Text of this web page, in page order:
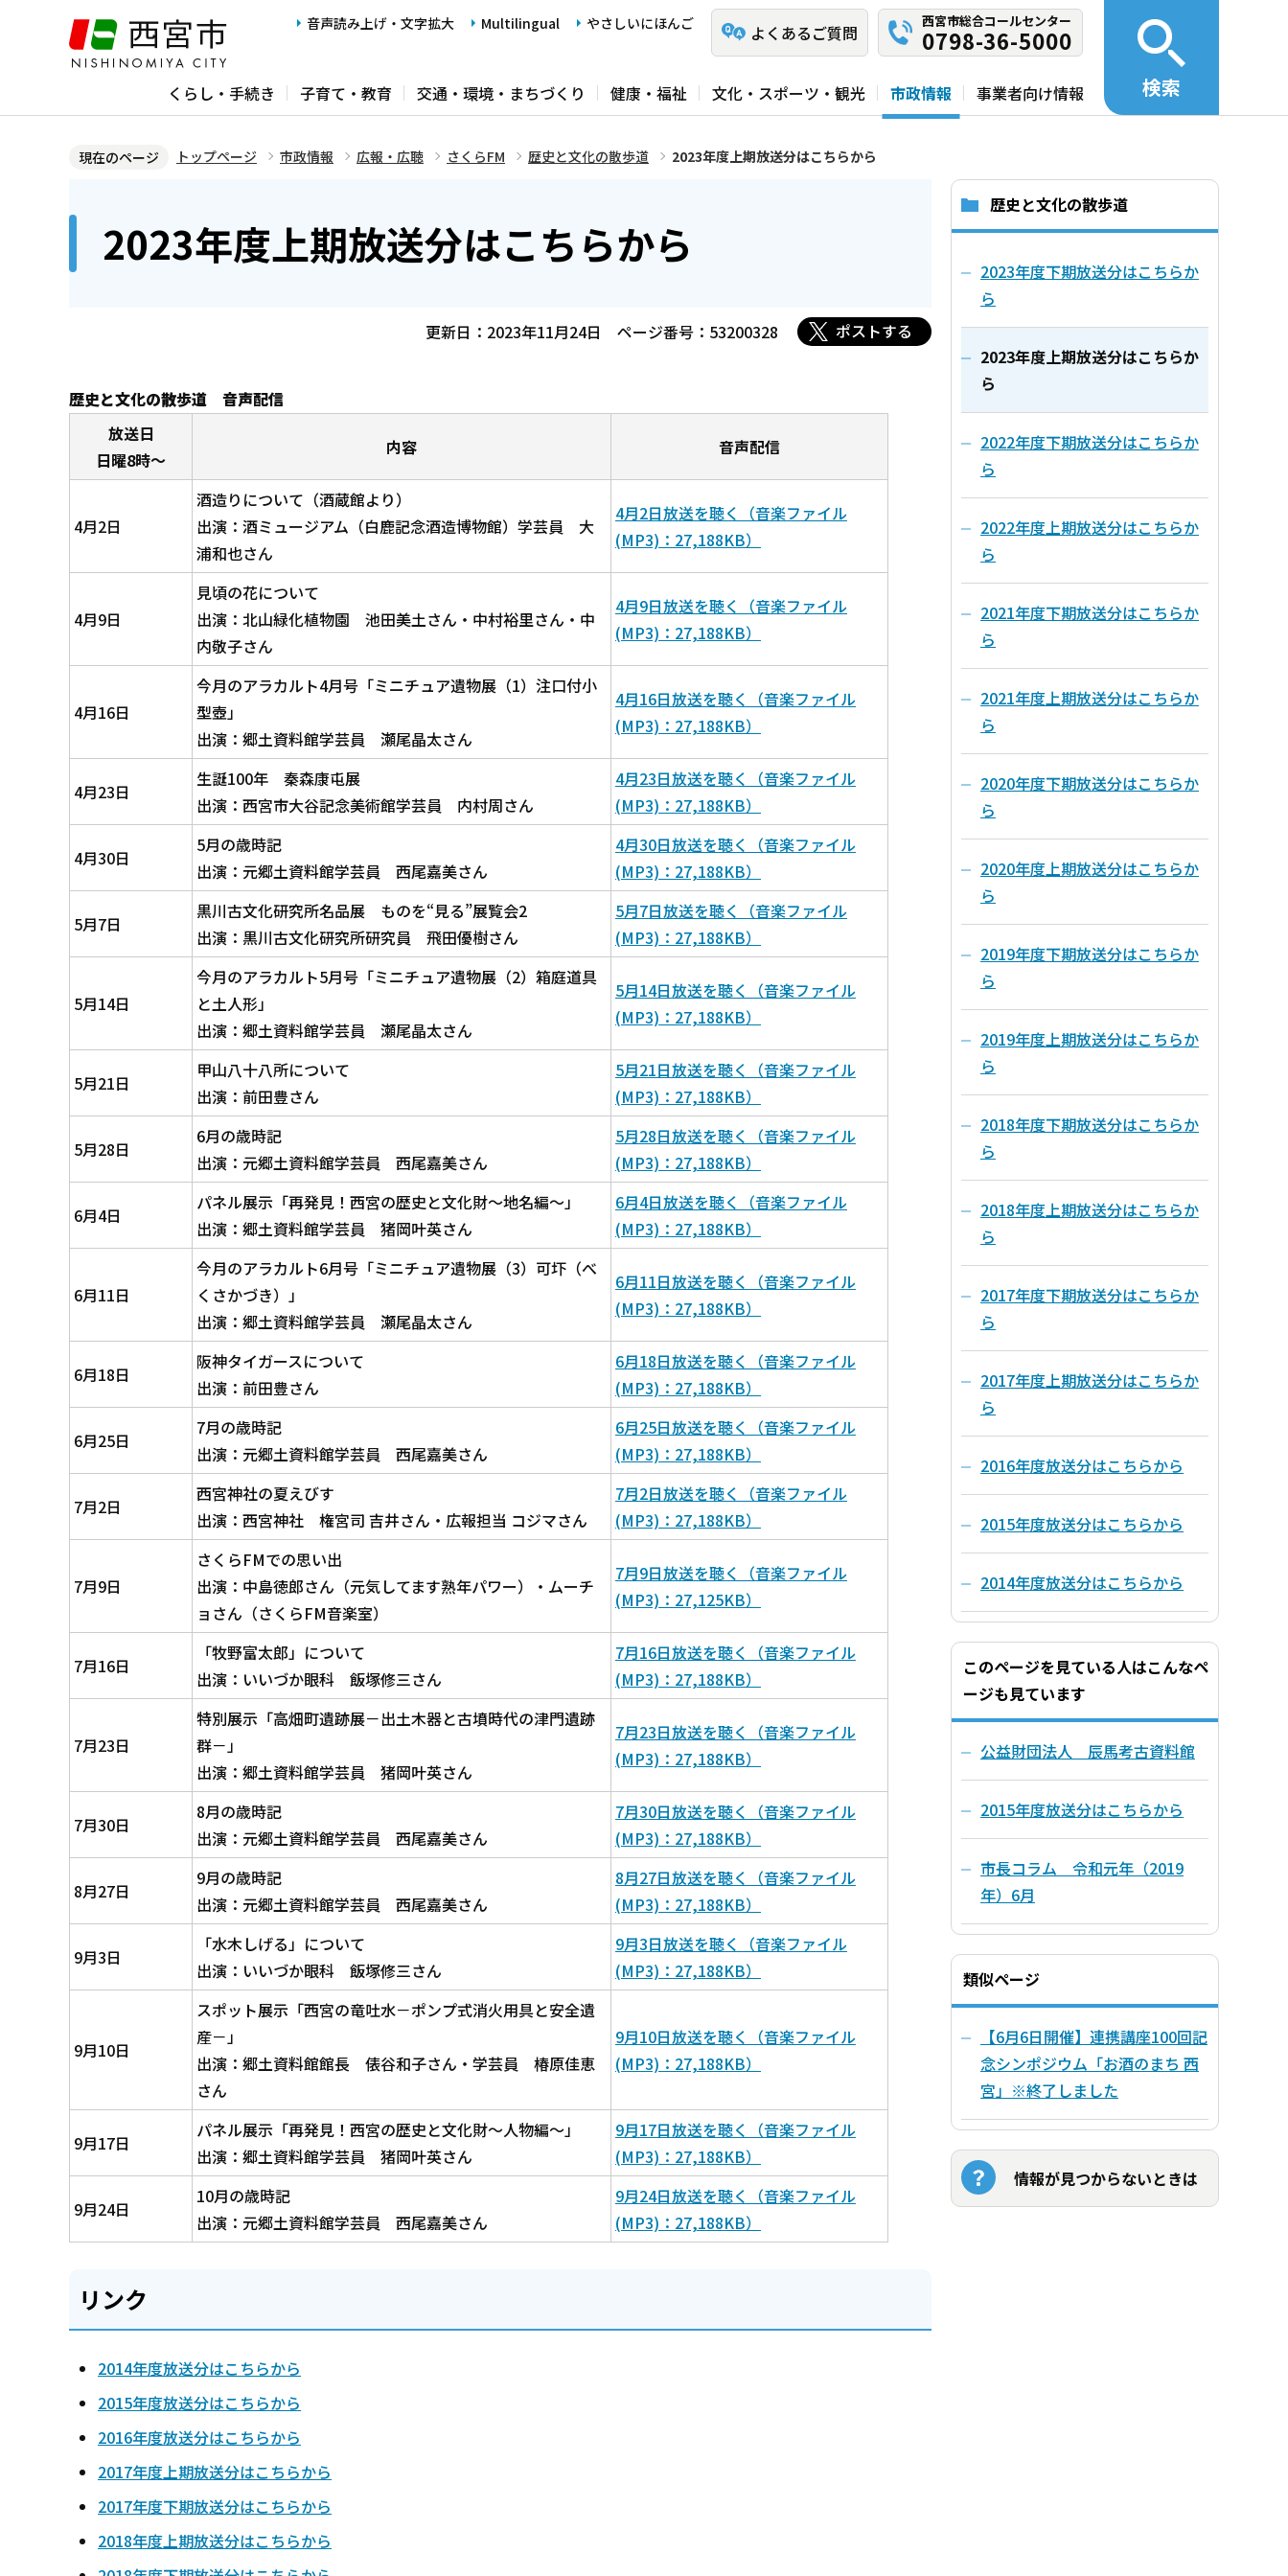
ジ
音声読み上げ・文字拡大 Multilingual やさしいにほんご よくあるご質問
西宮市総合コールセンター
0798-36-5000
くらし・手続き 子育て・教育 交通・環境・まちづくり 健康・福祉 文化・スポーツ・観光 市政情報 事業者向け情報 検索
現在のページ トップページ 市政情報 広報・広聴 さくらFM 歴史と文化の散歩道 2023年度上期放送分はこちらから
2023年度上期放送分はこちらから
更新日：2023年11月24日 ページ番号：53200328 ポストする
歴史と文化の散歩道 音声配信
放送日
日曜8時～
内容 音声配信
4月2日
酒造りについて（酒蔵館より）
出演：酒ミュージアム（白鹿記念酒造博物館）学芸員 大
浦和也さん
4月2日放送を聴く（音楽ファイル
(MP3)：27,188KB）
4月9日
見頃の花について
出演：北山緑化植物園 池田美土さん・中村裕里さん・中
内敬子さん
4月9日放送を聴く（音楽ファイル
(MP3)：27,188KB）
4月16日
今月のアラカルト4月号「ミニチュア遺物展（1）注口付小
型壺」
出演：郷土資料館学芸員 瀬尾晶太さん
4月16日放送を聴く（音楽ファイル
(MP3)：27,188KB）
4月23日
生誕100年 秦森康屯展
出演：西宮市大谷記念美術館学芸員 内村周さん
4月23日放送を聴く（音楽ファイル
(MP3)：27,188KB）
4月30日
5月の歳時記
出演：元郷土資料館学芸員 西尾嘉美さん
4月30日放送を聴く（音楽ファイル
(MP3)：27,188KB）
5月7日
黒川古文化研究所名品展 ものを“見る”展覧会2
出演：黒川古文化研究所研究員 飛田優樹さん
5月7日放送を聴く（音楽ファイル
(MP3)：27,188KB）
5月14日
今月のアラカルト5月号「ミニチュア遺物展（2）箱庭道具
と土人形」
出演：郷土資料館学芸員 瀬尾晶太さん
5月14日放送を聴く（音楽ファイル
(MP3)：27,188KB）
5月21日
甲山八十八所について
出演：前田豊さん
5月21日放送を聴く（音楽ファイル
(MP3)：27,188KB）
5月28日
6月の歳時記
出演：元郷土資料館学芸員 西尾嘉美さん
5月28日放送を聴く（音楽ファイル
(MP3)：27,188KB）
6月4日
パネル展示「再発見！西宮の歴史と文化財～地名編～」
出演：郷土資料館学芸員 猪岡叶英さん
6月4日放送を聴く（音楽ファイル
(MP3)：27,188KB）
6月11日
今月のアラカルト6月号「ミニチュア遺物展（3）可圷（べ
くさかづき）」
出演：郷土資料館学芸員 瀬尾晶太さん
6月11日放送を聴く（音楽ファイル
(MP3)：27,188KB）
6月18日
阪神タイガースについて
出演：前田豊さん
6月18日放送を聴く（音楽ファイル
(MP3)：27,188KB）
6月25日
7月の歳時記
出演：元郷土資料館学芸員 西尾嘉美さん
6月25日放送を聴く（音楽ファイル
(MP3)：27,188KB）
7月2日
西宮神社の夏えびす
出演：西宮神社 権宮司 吉井さん・広報担当 コジマさん
7月2日放送を聴く（音楽ファイル
(MP3)：27,188KB）
7月9日
さくらFMでの思い出
出演：中島徳郎さん（元気してます熟年パワー）・ムーチ
ョさん（さくらFM音楽室）
7月9日放送を聴く（音楽ファイル
(MP3)：27,125KB）
7月16日
「牧野富太郎」について
出演：いいづか眼科 飯塚修三さん
7月16日放送を聴く（音楽ファイル
(MP3)：27,188KB）
7月23日
特別展示「高畑町遺跡展－出土木器と古墳時代の津門遺跡
群－」
出演：郷土資料館学芸員 猪岡叶英さん
7月23日放送を聴く（音楽ファイル
(MP3)：27,188KB）
7月30日
8月の歳時記
出演：元郷土資料館学芸員 西尾嘉美さん
7月30日放送を聴く（音楽ファイル
(MP3)：27,188KB）
8月27日
9月の歳時記
出演：元郷土資料館学芸員 西尾嘉美さん
8月27日放送を聴く（音楽ファイル
(MP3)：27,188KB）
9月3日
「水木しげる」について
出演：いいづか眼科 飯塚修三さん
9月3日放送を聴く（音楽ファイル
(MP3)：27,188KB）
9月10日
スポット展示「西宮の竜吐水－ポンプ式消火用具と安全遺
産－」
出演：郷土資料館館長 俵谷和子さん・学芸員 椿原佳恵
さん
9月10日放送を聴く（音楽ファイル
(MP3)：27,188KB）
9月17日
パネル展示「再発見！西宮の歴史と文化財～人物編～」
出演：郷土資料館学芸員 猪岡叶英さん
9月17日放送を聴く（音楽ファイル
(MP3)：27,188KB）
9月24日
10月の歳時記
出演：元郷土資料館学芸員 西尾嘉美さん
9月24日放送を聴く（音楽ファイル
(MP3)：27,188KB）
リンク
2014年度放送分はこちらから
2015年度放送分はこちらから
2016年度放送分はこちらから
2017年度上期放送分はこちらから
2017年度下期放送分はこちらから
2018年度上期放送分はこちらから
歴史と文化の散歩道
2023年度下期放送分はこちらか
ら
2023年度上期放送分はこちらか
ら
2022年度下期放送分はこちらか
ら
2022年度上期放送分はこちらか
ら
2021年度下期放送分はこちらか
ら
2021年度上期放送分はこちらか
ら
2020年度下期放送分はこちらか
ら
2020年度上期放送分はこちらか
ら
2019年度下期放送分はこちらか
ら
2019年度上期放送分はこちらか
ら
2018年度下期放送分はこちらか
ら
2018年度上期放送分はこちらか
ら
2017年度下期放送分はこちらか
ら
2017年度上期放送分はこちらか
ら
2016年度放送分はこちらから
2015年度放送分はこちらから
2014年度放送分はこちらから
このページを見ている人はこんなペ
ージも見ています
公益財団法人 辰馬考古資料館
2015年度放送分はこちらから
市長コラム 令和元年（2019
年）6月
類似ページ
【6月6日開催】連携講座100回記
念シンポジウム「お酒のまち 西
宮」※終了しました
情報が見つからないときは